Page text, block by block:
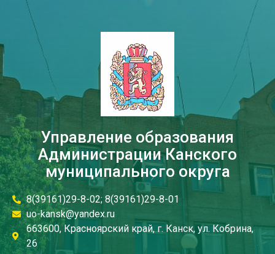
Управление образования
Администрации Канского
муниципального округа
8(39161)29-8-02; 8(39161)29-8-01
uo-kansk@yandex.ru
663600, Красноярский край, г. Канск, ул. Кобрина,
26